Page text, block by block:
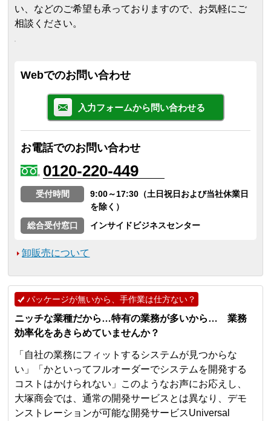
い、などのご希望も承っておりますので、お気軽にご
相談ください。
Webでのお問い合わせ
入力フォームから問い合わせる
お電話でのお問い合わせ
0120-220-449
受付時間
9:00～17:30（土日祝日および当社休業日
を除く）
総合受付窓口
インサイドビジネスセンター
卸販売について
パッケージが無いから、手作業は仕方ない？
ニッチな業種だから…特有の業務が多いから… 業務
効率化をあきらめていませんか？
「自社の業務にフィットするシステムが見つからな
い」「かといってフルオーダーでシステムを開発する
コストはかけられない」このようなお声にお応えし、
大塚商会では、通常の開発サービスとは異なり、デモ
ンストレーションが可能な開発サービスUniversal